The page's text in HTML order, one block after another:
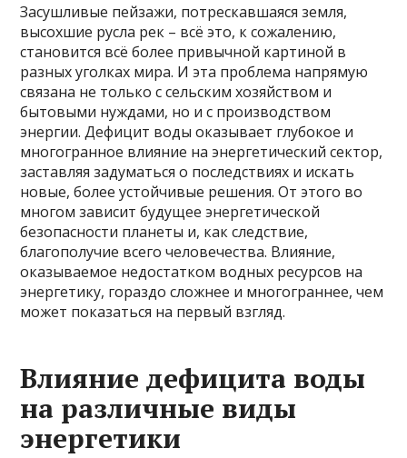
Засушливые пейзажи, потрескавшаяся земля,
высохшие русла рек – всё это, к сожалению,
становится всё более привычной картиной в
разных уголках мира. И эта проблема напрямую
связана не только с сельским хозяйством и
бытовыми нуждами, но и с производством
энергии. Дефицит воды оказывает глубокое и
многогранное влияние на энергетический сектор,
заставляя задуматься о последствиях и искать
новые, более устойчивые решения. От этого во
многом зависит будущее энергетической
безопасности планеты и, как следствие,
благополучие всего человечества. Влияние,
оказываемое недостатком водных ресурсов на
энергетику, гораздо сложнее и многограннее, чем
может показаться на первый взгляд.
Влияние дефицита воды
на различные виды
энергетики